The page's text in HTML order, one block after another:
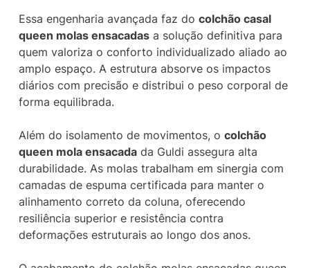
Essa engenharia avançada faz do colchão casal
queen molas ensacadasa solução definitiva para
quem valoriza o conforto individualizado aliado ao
amplo espaço. A estrutura absorve os impactos
diários com precisão e distribui o peso corporal de
forma equilibrada.
Além do isolamento de movimentos, o colchão
queen mola ensacadada Guldi assegura alta
durabilidade. As molas trabalham em sinergia com
camadas de espuma certificada para manter o
alinhamento correto da coluna, oferecendo
resiliência superior e resistência contra
deformações estruturais ao longo dos anos.